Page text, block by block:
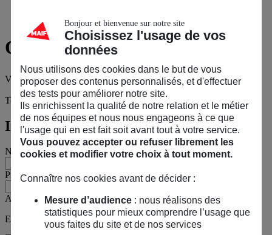
Questions sur l’événement ?
Questionssur l’événement ?
Votre quartier, comme vous ne l’avez jamais vu🚶
Tous les champs sont obligatoires, sauf mention contraire.
Informations personnelles
Nom
Prénom
Adresse e-mail
Exemple : jean@maif.fr
Bonjour et bienvenue sur notre site
Choisissez l'usage de vos
données
Nous utilisons des cookies dans le but de vous
proposer des contenus personnalisés, et d'effectuer
des tests pour améliorer notre site.
Ils enrichissent la qualité de notre relation et le métier
de nos équipes et nous nous engageons à ce que
l'usage qui en est fait soit avant tout à votre service.
Vous pouvez accepter ou refuser librement les
cookies et modifier votre choix à tout moment.
Connaître nos cookies avant de décider :
Mesure d’audience: nous réalisons des
statistiques pour mieux comprendre l’usage que
vous faites du site et de nos services